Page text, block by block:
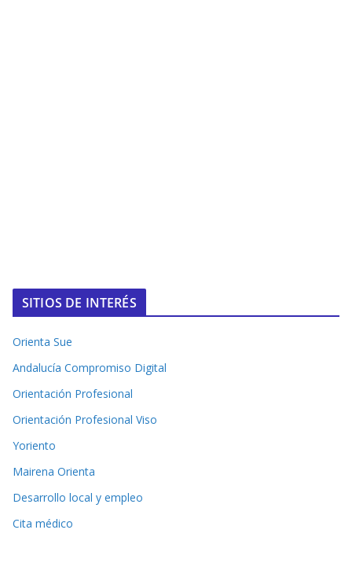
SITIOS DE INTERÉS
Orienta Sue
Andalucía Compromiso Digital
Orientación Profesional
Orientación Profesional Viso
Yoriento
Mairena Orienta
Desarrollo local y empleo
Cita médico